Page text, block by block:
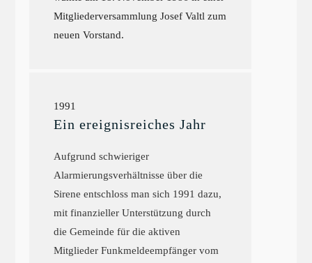
Mitgliederversammlung Josef Valtl zum
neuen Vorstand.
1991
Ein ereignisreiches Jahr
Aufgrund schwieriger
Alarmierungsverhältnisse über die
Sirene entschloss man sich 1991 dazu,
mit finanzieller Unterstützung durch
die Gemeinde für die aktiven
Mitglieder Funkmeldeempfänger vom